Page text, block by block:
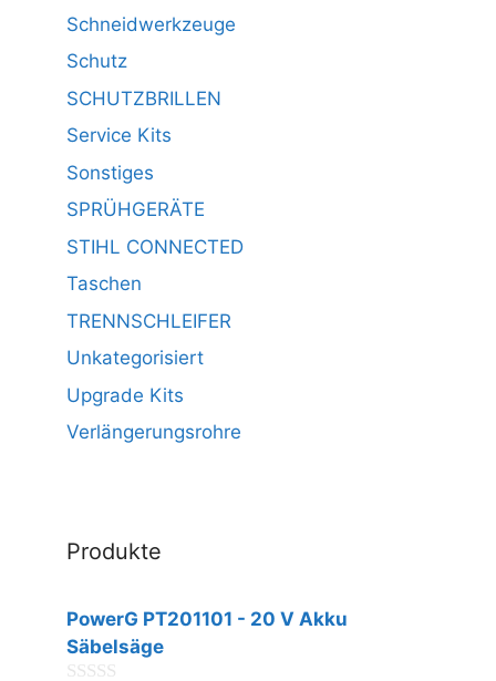
Schneidwerkzeuge
Schutz
SCHUTZBRILLEN
Service Kits
Sonstiges
SPRÜHGERÄTE
STIHL CONNECTED
Taschen
TRENNSCHLEIFER
Unkategorisiert
Upgrade Kits
Verlängerungsrohre
Produkte
PowerG PT201101 - 20 V Akku
Säbelsäge